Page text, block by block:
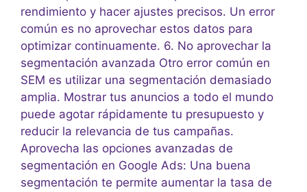
rendimiento y hacer ajustes precisos. Un error
común es no aprovechar estos datos para
optimizar continuamente. 6. No aprovechar la
segmentación avanzada Otro error común en
SEM es utilizar una segmentación demasiado
amplia. Mostrar tus anuncios a todo el mundo
puede agotar rápidamente tu presupuesto y
reducir la relevancia de tus campañas.
Aprovecha las opciones avanzadas de
segmentación en Google Ads: Una buena
segmentación te permite aumentar la tasa de